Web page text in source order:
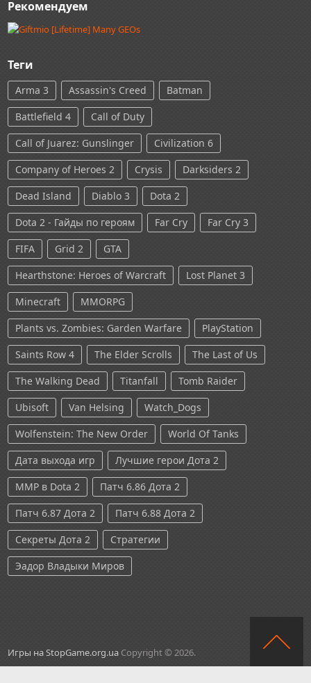
Рекомендуем
Теги
Arma 3 Assassin's Creed
Batman
Battlefield 4
Call of Duty
Call of Juarez: Gunslinger
Civilization 6
Company of Heroes 2
Crysis
Darksiders 2
Dead Island
Diablo 3
Dota 2
Dota 2 - Гайды по героям
Far Cry
Far Cry 3
FIFA
Grid 2
GTA
Hearthstone: Heroes of Warcraft
Lost Planet 3
Minecraft
MMORPG
Plants vs. Zombies: Garden Warfare
PlayStation
Saints Row 4
The Elder Scrolls
The Last of Us
The Walking Dead
Titanfall
Tomb Raider
Ubisoft
Van Helsing
Watch_Dogs
Wolfenstein: The New Order
World Of Tanks
Дата выхода игр
Лучшие герои Дота 2
ММР в Dota 2
Патч 6.86 Дота 2
Патч 6.87 Дота 2
Патч 6.88 Дота 2
Секреты Дота 2
Стратегии
Эадор Владыки Миров
Игры на StopGame.org.ua Copyright © 2026.